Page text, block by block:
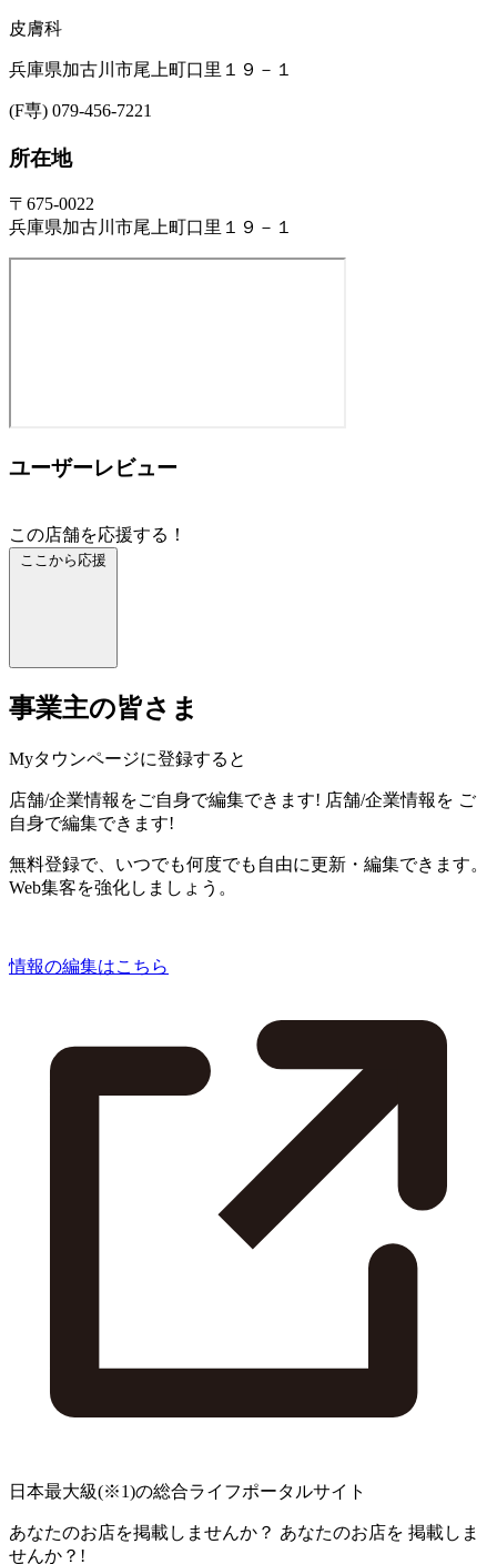
皮膚科
兵庫県加古川市尾上町口里１９－１
(F専) 079-456-7221
所在地
〒675-0022
兵庫県加古川市尾上町口里１９－１
ユーザーレビュー
この店舗を応援する！
ここから応援
事業主の皆さま
Myタウンページに登録すると
店舗/企業情報をご自身で編集できます! 店舗/企業情報を ご
自身で編集できます!
無料登録で、いつでも何度でも自由に更新・編集できます。
Web集客を強化しましょう。
情報の編集はこちら
日本最大級(※1)の総合ライフポータルサイト
あなたのお店を掲載しませんか？ あなたのお店を 掲載しま
せんか？!